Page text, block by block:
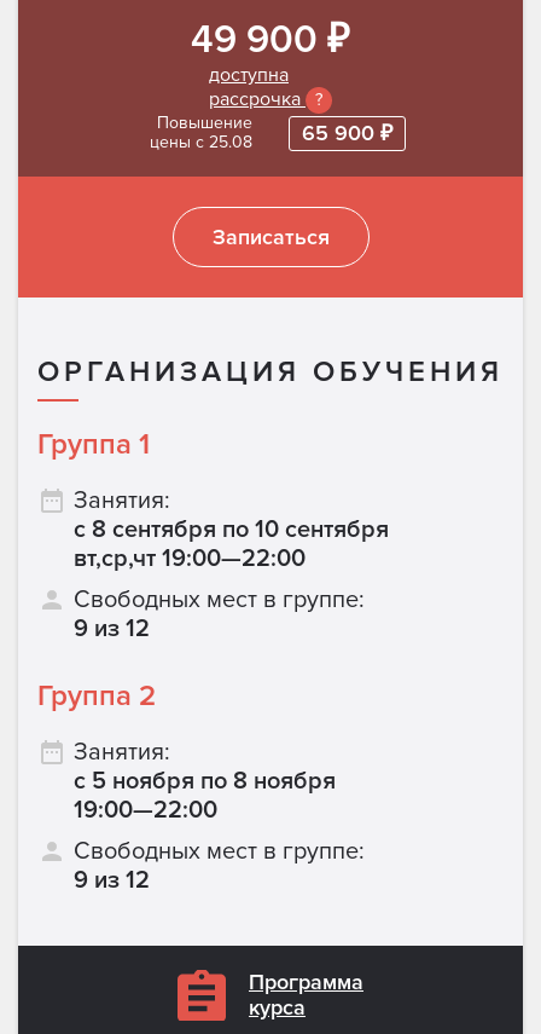
49 900 ₽
доступна
рассрочка
?
Повышение
цены с 25.08
65 900 ₽
Записаться
ОРГАНИЗАЦИЯ ОБУЧЕНИЯ
Группа 1
Занятия:
с 8 сентября по 10 сентября
вт,ср,чт 19:00—22:00
Свободных мест в группе:
9 из 12
Группа 2
Занятия:
с 5 ноября по 8 ноября
19:00—22:00
Свободных мест в группе:
9 из 12
Программа
курса